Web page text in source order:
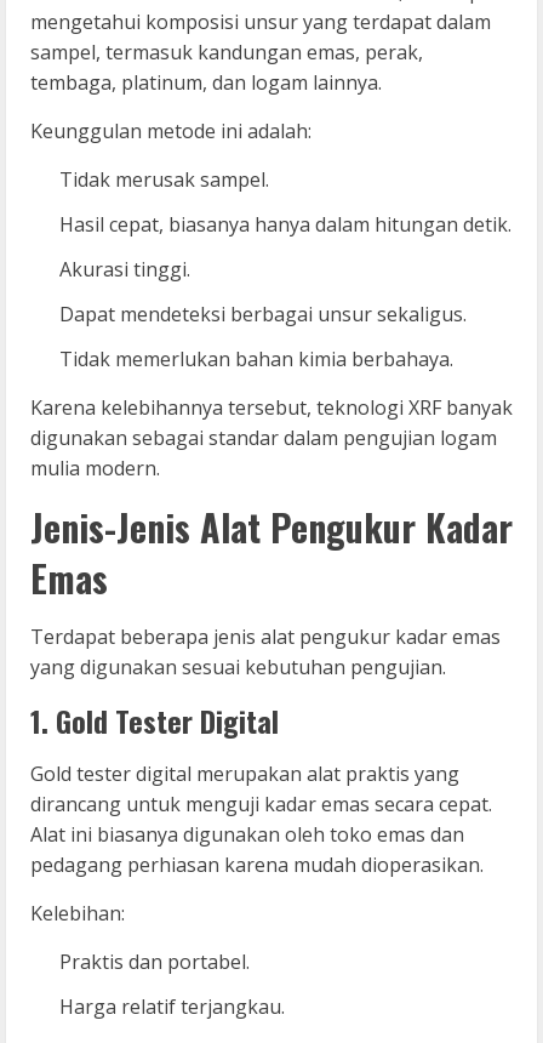
mengetahui komposisi unsur yang terdapat dalam
sampel, termasuk kandungan emas, perak,
tembaga, platinum, dan logam lainnya.
Keunggulan metode ini adalah:
Tidak merusak sampel.
Hasil cepat, biasanya hanya dalam hitungan detik.
Akurasi tinggi.
Dapat mendeteksi berbagai unsur sekaligus.
Tidak memerlukan bahan kimia berbahaya.
Karena kelebihannya tersebut, teknologi XRF banyak
digunakan sebagai standar dalam pengujian logam
mulia modern.
Jenis-Jenis Alat Pengukur Kadar
Emas
Terdapat beberapa jenis alat pengukur kadar emas
yang digunakan sesuai kebutuhan pengujian.
1. Gold Tester Digital
Gold tester digital merupakan alat praktis yang
dirancang untuk menguji kadar emas secara cepat.
Alat ini biasanya digunakan oleh toko emas dan
pedagang perhiasan karena mudah dioperasikan.
Kelebihan:
Praktis dan portabel.
Harga relatif terjangkau.